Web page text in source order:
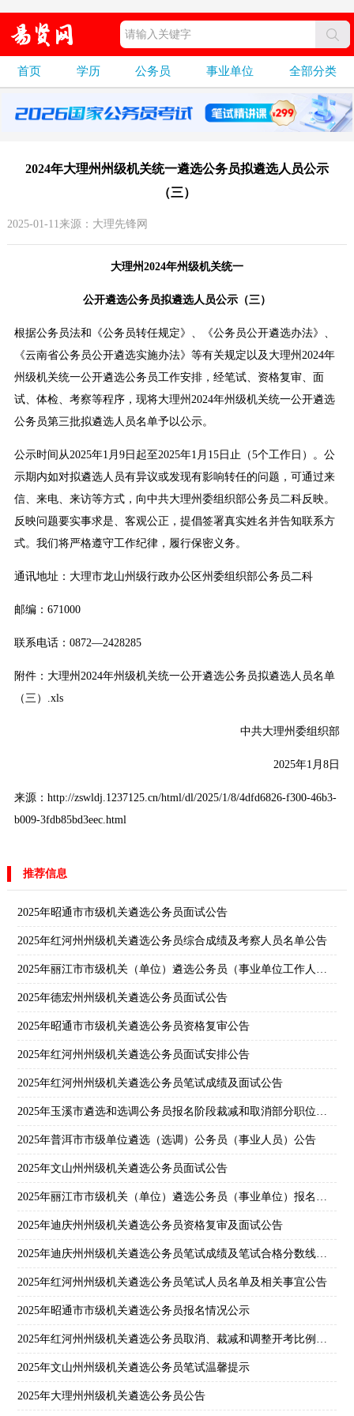
首页 学历 公务员 事业单位 全部分类
2024年大理州州级机关统一遴选公务员拟遴选人员公示
（三）
2025-01-11来源：大理先锋网
大理州2024年州级机关统一
公开遴选公务员拟遴选人员公示（三）
根据公务员法和《公务员转任规定》、《公务员公开遴选办法》、
《云南省公务员公开遴选实施办法》等有关规定以及大理州2024年
州级机关统一公开遴选公务员工作安排，经笔试、资格复审、面
试、体检、考察等程序，现将大理州2024年州级机关统一公开遴选
公务员第三批拟遴选人员名单予以公示。
公示时间从2025年1月9日起至2025年1月15日止（5个工作日）。公
示期内如对拟遴选人员有异议或发现有影响转任的问题，可通过来
信、来电、来访等方式，向中共大理州委组织部公务员二科反映。
反映问题要实事求是、客观公正，提倡签署真实姓名并告知联系方
式。我们将严格遵守工作纪律，履行保密义务。
通讯地址：大理市龙山州级行政办公区州委组织部公务员二科
邮编：671000
联系电话：0872—2428285
附件： 大理州2024年州级机关统一公开遴选公务员拟遴选人员名单
（三）.xls
中共大理州委组织部
2025年1月8日
来源：http://zswldj.1237125.cn/html/dl/2025/1/8/4dfd6826-f300-46b3-
b009-3fdb85bd3eec.html
推荐信息
2025年昭通市市级机关遴选公务员面试公告
2025年红河州州级机关遴选公务员综合成绩及考察人员名单公告
2025年丽江市市级机关（单位）遴选公务员（事业单位工作人员）笔试成绩及笔试合格分数线公告
2025年德宏州州级机关遴选公务员面试公告
2025年昭通市市级机关遴选公务员资格复审公告
2025年红河州州级机关遴选公务员面试安排公告
2025年红河州州级机关遴选公务员笔试成绩及面试公告
2025年玉溪市遴选和选调公务员报名阶段裁减和取消部分职位公告
2025年普洱市市级单位遴选（选调）公务员（事业人员）公告
2025年文山州州级机关遴选公务员面试公告
2025年丽江市市级机关（单位）遴选公务员（事业单位）报名情况公示
2025年迪庆州州级机关遴选公务员资格复审及面试公告
2025年迪庆州州级机关遴选公务员笔试成绩及笔试合格分数线公告
2025年红河州州级机关遴选公务员笔试人员名单及相关事宜公告
2025年昭通市市级机关遴选公务员报名情况公示
2025年红河州州级机关遴选公务员取消、裁减和调整开考比例职位公告
2025年文山州州级机关遴选公务员笔试温馨提示
2025年大理州州级机关遴选公务员公告